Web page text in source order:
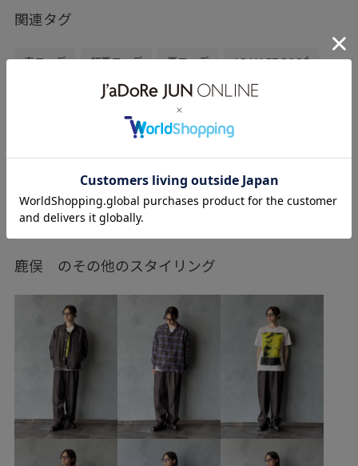
関連タグ
春コーデ 初夏コーデ 夏コーデ ADAM ET ROPÉ
シャツ/ブラウス パンツ バッグ
GKG46030 GKX16060
26SS30 homme_ex_2026 お手入れしやすい
イージーケア
ウエストがゴム ゴム仕様
ジャケット ストレスフリー スニーカー
快適 暑い夏でも快適
清涼感
もっと見る
鹿俣 のその他のスタイリング